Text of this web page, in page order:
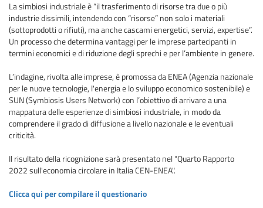
La simbiosi industriale è “il trasferimento di risorse tra due o più
industrie dissimili, intendendo con “risorse” non solo i materiali
(sottoprodotti o rifiuti), ma anche cascami energetici, servizi, expertise”.
Un processo che determina vantaggi per le imprese partecipanti in
termini economici e di riduzione degli sprechi e per l’ambiente in genere.
L’indagine, rivolta alle imprese, è promossa da ENEA (Agenzia nazionale
per le nuove tecnologie, l'energia e lo sviluppo economico sostenibile) e
SUN (Symbiosis Users Network) con l’obiettivo di arrivare a una
mappatura delle esperienze di simbiosi industriale, in modo da
comprendere il grado di diffusione a livello nazionale e le eventuali
criticità.
Il risultato della ricognizione sarà presentato nel "Quarto Rapporto
2022 sull'economia circolare in Italia CEN-ENEA".
Clicca qui per compilare il questionario